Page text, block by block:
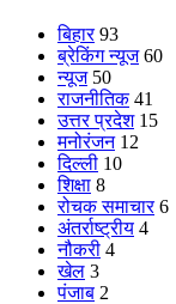
बिहार 93
ब्रेकिंग न्यूज 60
न्यूज 50
राजनीतिक 41
उत्तर प्रदेश 15
मनोरंजन 12
दिल्ली 10
शिक्षा 8
रोचक समाचार 6
अंतर्राष्ट्रीय 4
नौकरी 4
खेल 3
पंजाब 2